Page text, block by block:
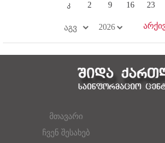
კ 2 9 16 23
მთავარი
ჩვენ შესახებ